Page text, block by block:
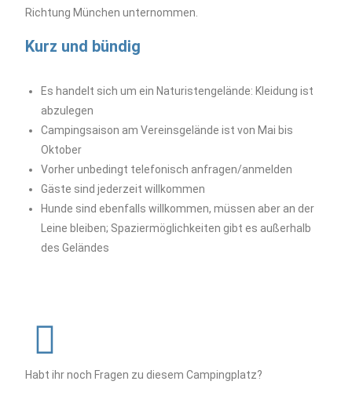
Richtung München unternommen.
Kurz und bündig
Es handelt sich um ein Naturistengelände: Kleidung ist
abzulegen
Campingsaison am Vereinsgelände ist von Mai bis
Oktober
Vorher unbedingt telefonisch anfragen/anmelden
Gäste sind jederzeit willkommen
Hunde sind ebenfalls willkommen, müssen aber an der
Leine bleiben; Spaziermöglichkeiten gibt es außerhalb
des Geländes
Habt ihr noch Fragen zu diesem Campingplatz?